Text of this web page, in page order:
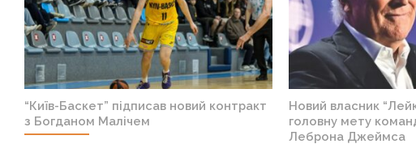
“Київ-Баскет” підписав новий контракт
з Богданом Малічем
Новий власник
головну мету
Леброна Джеймса